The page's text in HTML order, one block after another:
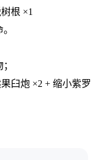
根 ×1
臼炮 ×2 + 缩小紫罗